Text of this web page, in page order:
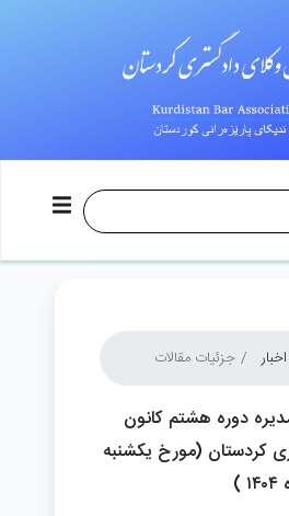
اخبار جزئیات مقالات
دوره هشتم کانون
کردستان (مورخ یکشنبه